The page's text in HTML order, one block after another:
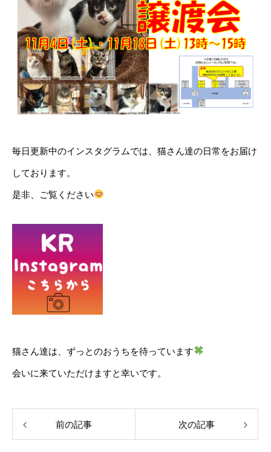
毎日更新中のインスタグラムでは、猫さん達の日常をお届け
しております。
是非、ご覧ください
猫さん達は、ずっとのおうちを待っています
会いに来ていただけますと幸いです。
前の記事 次の記事